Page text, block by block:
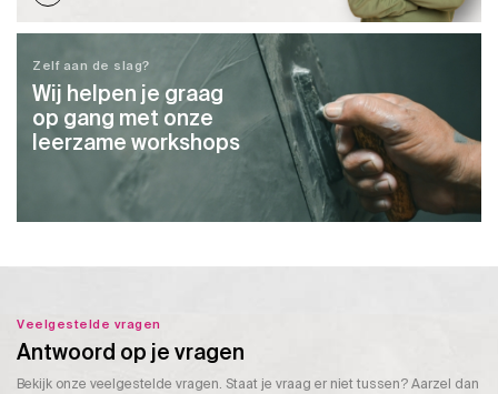
Zelf aan de slag?
Wij helpen je graag
op gang met onze
leerzame workshops
Veelgestelde vragen
Antwoord op je vragen
Bekijk onze veelgestelde vragen. Staat je vraag er niet tussen? Aarzel dan